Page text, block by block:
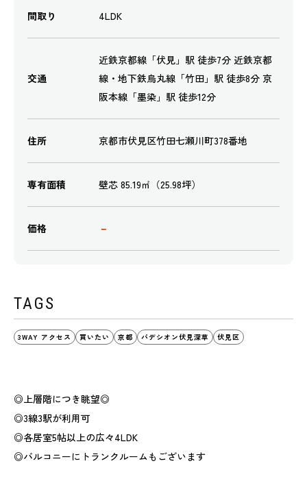
間取り 4LDK
交通
近鉄京都線「伏見」駅 徒歩7分 近鉄京都
線・地下鉄烏丸線「竹田」駅 徒歩8分 京
阪本線「墨染」駅 徒歩12分
住所 京都市伏見区竹田七瀬川町378番地
専有面積 壁芯 85.19㎡（25.98坪）
価格 －
TAGS
3WAY アクセス 買いたい 京都 パデシオン伏見深草 伏見区
◎上層階につき眺望◎
◎3線3駅が利用可
◎各居室5帖以上の広々4LDK
◎バルコニーにトランクルームもございます